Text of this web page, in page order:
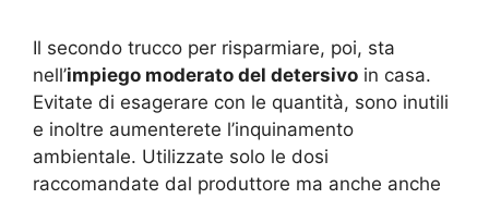
Il secondo trucco per risparmiare, poi, sta
nell’impiego moderato del detersivo in casa.
Evitate di esagerare con le quantità, sono inutili
e inoltre aumenterete l’inquinamento
ambientale. Utilizzate solo le dosi
raccomandate dal produttore ma anche anche